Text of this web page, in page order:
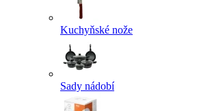
Kuchyňské nože
Sady nádobí